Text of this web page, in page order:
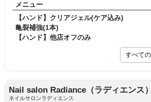
メニュー
【ハンド】クリアジェル(ケア込み)
亀裂補強(1本)
【ハンド】他店オフのみ
すべて
Nail salon Radiance（ラディエンス）
ネイルサロンラディエンス